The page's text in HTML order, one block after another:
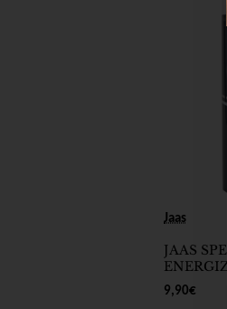
Jaas
JAAS
9,90€